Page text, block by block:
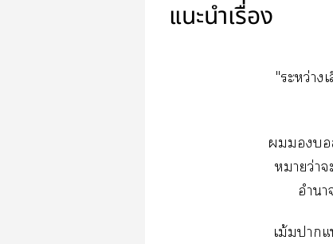
แนะนำเรื่อง
"ระหว่าง

หมายว่า
อำน
เม้มา